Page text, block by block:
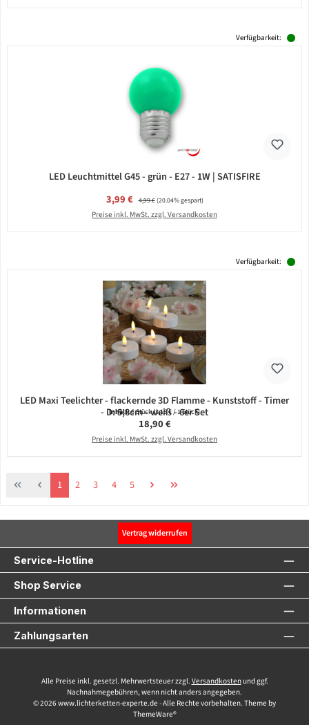
Verfügbarkeit:
LED Leuchtmittel G45 - grün - E27 - 1W | SATISFIRE
Verkaufspreis:
3,99 € Regulärer Preis:
4,99 €(20.04% gespart)
Preise inkl. MwSt. zzgl. Versandkosten
Verfügbarkeit:
LED Maxi Teelichter - flackernde 3D Flamme - Kunststoff - Timer
- D: 5,8cm - weiß - 6er Set
Inhalt:6 Stück(3,15 € / 1 Stück)
Regulärer Preis:
18,90 €
Preise inkl. MwSt. zzgl. Versandkosten
Seite
1 Seite
2 Seite
3 Seite
4 Seite
5
Vertrag widerrufen
Service-Hotline
Shop Service
Informationen
Zahlungsarten
Alle Preise inkl. gesetzl. Mehrwertsteuer zzgl. Versandkostenund ggf.
Nachnahmegebühren, wenn nicht anders angegeben.
© 2026 www.lichterketten-experte.de - Alle Rechte vorbehalten. Theme by
ThemeWare®